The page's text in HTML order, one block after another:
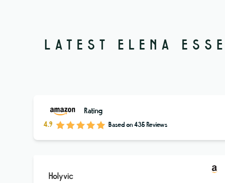
LATEST ELENA
Rating
4.9
Based on 435 Reviews
Holyvic